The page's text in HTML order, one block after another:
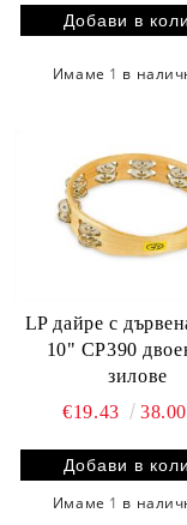
Имаме 1 в
LP дайре с
10" CP390
зилове
€19.43
Имаме 1 в